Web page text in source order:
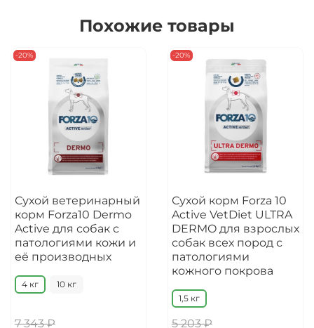
Похожие товары
-20%
Сухой ветеринарный
корм Forza10 Dermo
Active для собак с
патологиями кожи и
её производных
4 кг 10 кг
7 343 ₽
-20%
Сухой корм Forza 10
Active VetDiet ULTRA
DERMO для взрослых
собак всех пород с
патологиями
кожного покрова
1,5 кг
5 203 ₽